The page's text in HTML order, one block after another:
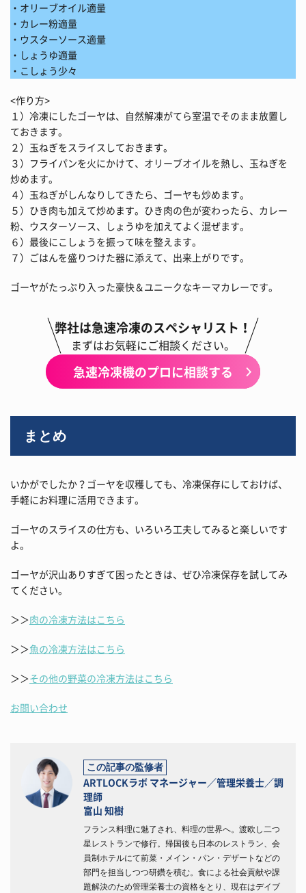
・オリーブオイル適量
・カレー粉適量
・ウスターソース適量
・しょうゆ適量
・こしょう少々
<作り方>
１）冷凍にしたゴーヤは、自然解凍がてら室温でそのまま放置し
ておきます。
２）玉ねぎをスライスしておきます。
３）フライパンを火にかけて、オリーブオイルを熱し、玉ねぎを
炒めます。
４）玉ねぎがしんなりしてきたら、ゴーヤも炒めます。
５）ひき肉も加えて炒めます。ひき肉の色が変わったら、カレー
粉、ウスターソース、しょうゆを加えてよく混ぜます。
６）最後にこしょうを振って味を整えます。
７）ごはんを盛りつけた器に添えて、出来上がりです。
ゴーヤがたっぷり入った豪快＆ユニークなキーマカレーです。
弊社は急速冷凍のスペシャリスト！
まずはお気軽にご相談ください。
急速冷凍機のプロに相談する
まとめ
いかがでしたか？ゴーヤを収穫しても、冷凍保存にしておけば、
手軽にお料理に活用できます。
ゴーヤのスライスの仕方も、いろいろ工夫してみると楽しいです
よ。
ゴーヤが沢山ありすぎて困ったときは、ぜひ冷凍保存を試してみ
てください。
＞＞肉の冷凍方法はこちら
＞＞魚の冷凍方法はこちら
＞＞その他の野菜の冷凍方法はこちら
お問い合わせ
この記事の監修者
ARTLOCKラボ マネージャー／管理栄養士／調
理師
富山 知樹
フランス料理に魅了され、料理の世界へ。渡欧し二つ
星レストランで修行。帰国後も日本のレストラン、会
員制ホテルにて前菜・メイン・パン・デザートなどの
部門を担当しつつ研鑽を積む。食による社会貢献や課
題解決のため管理栄養士の資格をとり、現在はデイブ